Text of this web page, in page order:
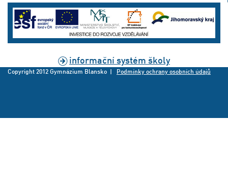
informační systém školy
Copyright 2012 Gymnázium Blansko | Podmínky ochrany osobních údajů